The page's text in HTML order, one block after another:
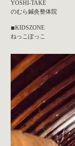
YOSHI-TAKE
のむら鍼灸整体院
◾︎KIDSZONE
ねっこぽっこ